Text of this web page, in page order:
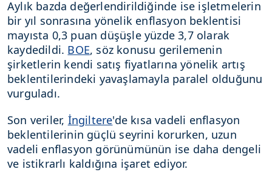
Aylık bazda değerlendirildiğinde ise işletmelerin
bir yıl sonrasına yönelik enflasyon beklentisi
mayısta 0,3 puan düşüşle yüzde 3,7 olarak
kaydedildi. BOE, söz konusu gerilemenin
şirketlerin kendi satış fiyatlarına yönelik artış
beklentilerindeki yavaşlamayla paralel olduğunu
vurguladı.
Son veriler, İngiltere'de kısa vadeli enflasyon
beklentilerinin güçlü seyrini korurken, uzun
vadeli enflasyon görünümünün ise daha dengeli
ve istikrarlı kaldığına işaret ediyor.